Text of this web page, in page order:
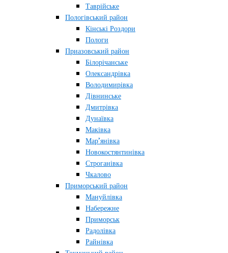
Таврійське
Пологівський район
Кінські Роздори
Пологи
Приазовський район
Білорічанське
Олександрівка
Володимирівка
Дівнинське
Дмитрівка
Дунаївка
Маківка
Мар’янівка
Новокостянтинівка
Строганівка
Чкалово
Приморський район
Мануйлівка
Набережне
Приморськ
Радолівка
Райнівка